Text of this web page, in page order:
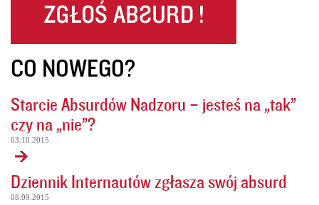
CO NOWEGO?
Starcie Absurdów Nadzoru – jesteś na „tak”
czy na „nie”?
03.10.2015
Dziennik Internautów zgłasza swój absurd
08.09.2015